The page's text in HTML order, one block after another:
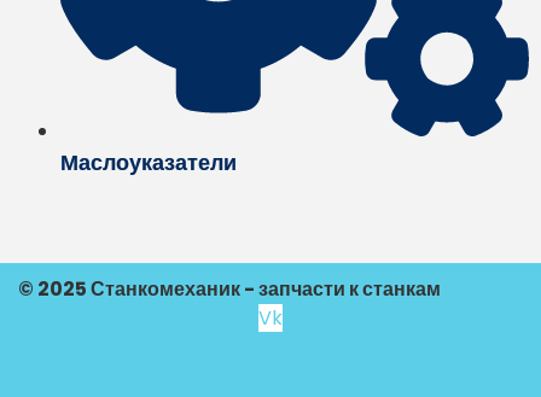
Маслоуказатели
© 2025 Станкомеханик - запчасти к станкам
Vk